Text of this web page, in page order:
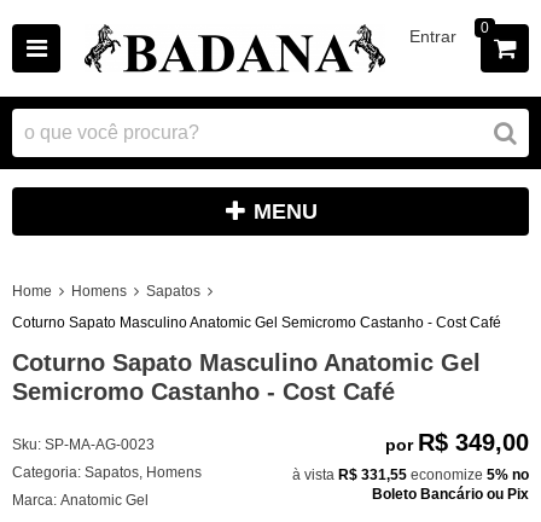
Entrar 0
MENU
Home Homens
Sapatos
Coturno Sapato Masculino Anatomic Gel Semicromo Castanho - Cost Café
Coturno Sapato Masculino Anatomic Gel
Semicromo Castanho - Cost Café
Sku: SP-MA-AG-0023
Categoria: Sapatos Homens
Marca: Anatomic Gel
por R$ 349,00
à vista R$ 331,55 economize 5% no
Boleto Bancário ou Pix